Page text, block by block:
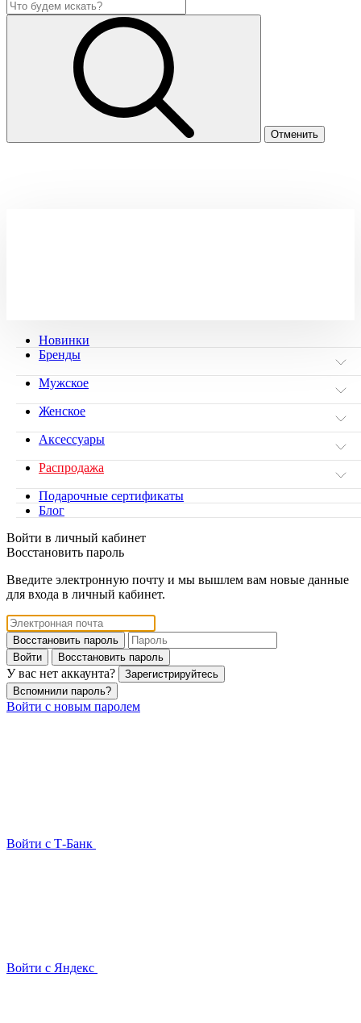
Новинки
Бренды
Мужское
Женское
Аксессуары
Распродажа
Подарочные сертификаты
Блог
Войти в личный кабинет
Восстановить пароль
Введите электронную почту и мы вышлем вам новые данные
для входа в личный кабинет.
Восстановить пароль
Войти
Восстановить пароль
У вас нет аккаунта?
Зарегистрируйтесь
Вспомнили пароль?
Войти с новым паролем
Войти с Т-Банк
Войти с Яндекс